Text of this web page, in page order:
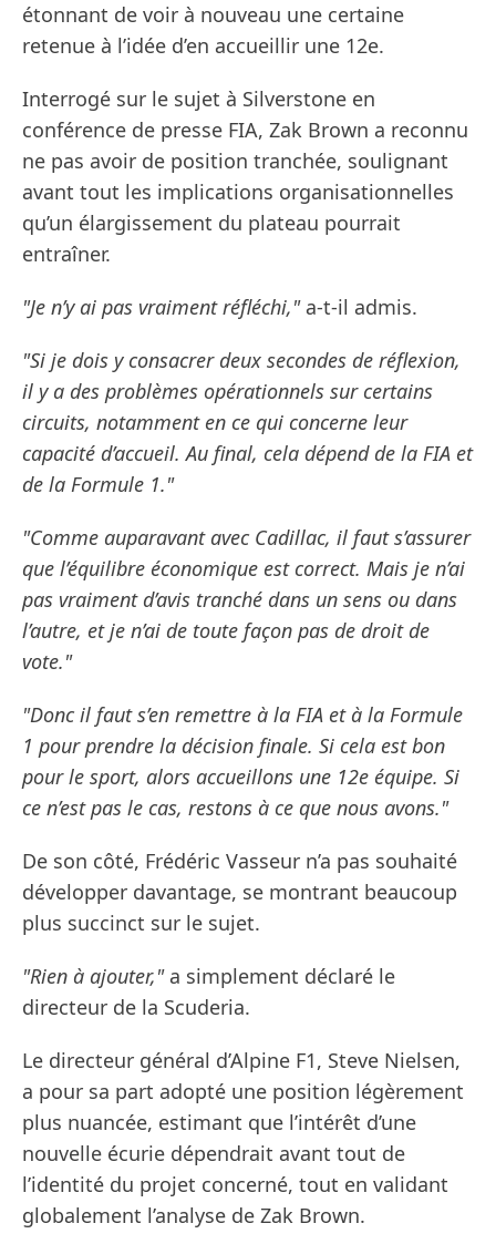
étonnant de voir à nouveau une certaine
retenue à l’idée d’en accueillir une 12e.
Interrogé sur le sujet à Silverstone en
conférence de presse FIA, Zak Brown a reconnu
ne pas avoir de position tranchée, soulignant
avant tout les implications organisationnelles
qu’un élargissement du plateau pourrait
entraîner.
"Je n’y ai pas vraiment réfléchi,"a-t-il admis.
"Si je dois y consacrer deux secondes de réflexion,
il y a des problèmes opérationnels sur certains
circuits, notamment en ce qui concerne leur
capacité d’accueil. Au final, cela dépend de la FIA et
de la Formule 1."
"Comme auparavant avec Cadillac, il faut s’assurer
que l’équilibre économique est correct. Mais je n’ai
pas vraiment d’avis tranché dans un sens ou dans
l’autre, et je n’ai de toute façon pas de droit de
vote."
"Donc il faut s’en remettre à la FIA et à la Formule
1 pour prendre la décision finale. Si cela est bon
pour le sport, alors accueillons une 12e équipe. Si
ce n’est pas le cas, restons à ce que nous avons."
De son côté, Frédéric Vasseur n’a pas souhaité
développer davantage, se montrant beaucoup
plus succinct sur le sujet.
"Rien à ajouter,"a simplement déclaré le
directeur de la Scuderia.
Le directeur général d’Alpine F1, Steve Nielsen,
a pour sa part adopté une position légèrement
plus nuancée, estimant que l’intérêt d’une
nouvelle écurie dépendrait avant tout de
l’identité du projet concerné, tout en validant
globalement l’analyse de Zak Brown.